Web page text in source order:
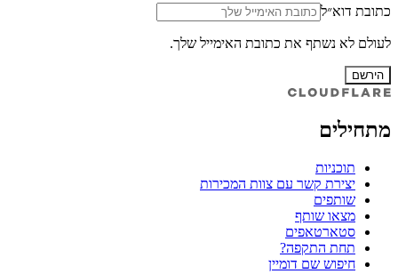
כתובת דוא״ל
לעולם לא נשתף את כתובת האימייל שלך.
הירשם
מתחילים
תוכניות
יצירת קשר עם צוות המכירות
שותפים
מצאו שותף
סטארטאפים
תחת התקפה?
חיפוש שם דומיין